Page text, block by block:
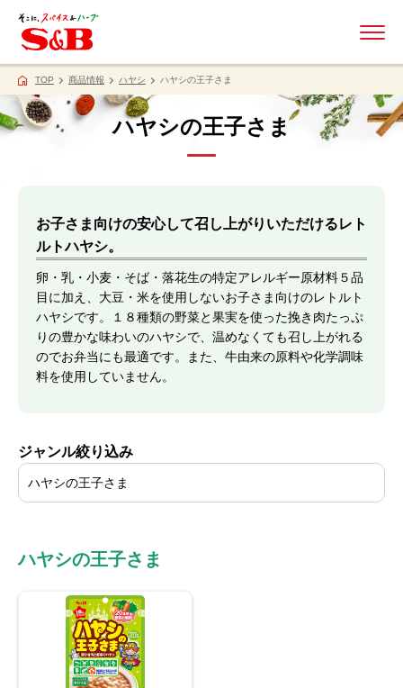
TOP 商品情報 ハヤシ ハヤシの王子さま
ハヤシの王子さま
お子さま向けの安心して召し上がりいただけるレト
ルトハヤシ。
卵・乳・小麦・そば・落花生の特定アレルギー原材料５品
目に加え、大豆・米を使用しないお子さま向けのレトルト
ハヤシです。１８種類の野菜と果実を使った挽き肉たっぷ
りの豊かな味わいのハヤシで、温めなくても召し上がれる
のでお弁当にも最適です。また、牛由来の原料や化学調味
料を使用していません。
ジャンル絞り込み
ハヤシの王子さま
ハヤシの王子さま